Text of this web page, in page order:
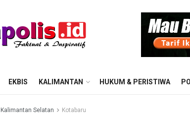
EKBIS KALIMANTAN HUKUM & PERISTIWA
Kalimantan Selatan Kotabaru